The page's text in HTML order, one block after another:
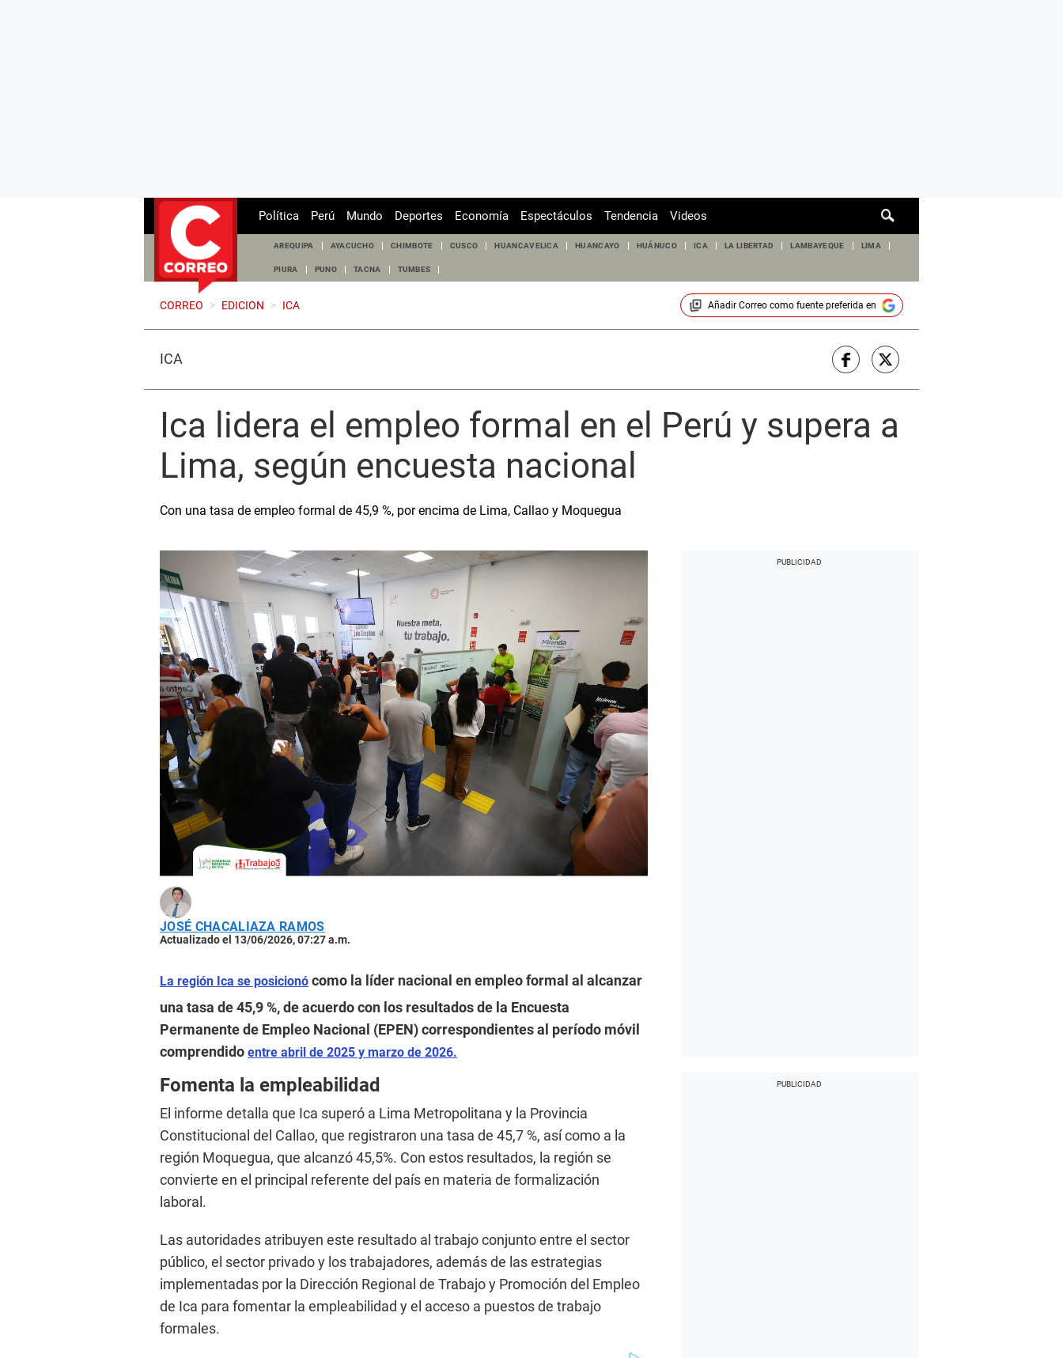
de
Política Perú Mundo Deportes Economía Espectáculos Tendencia Videos
AREQUIPA AYACUCHO CHIMBOTE CUSCO HUANCAVELICA HUANCAYO HUÁNUCO ICA LA LIBERTAD LAMBAYEQUE LIMA
PIURA PUNO TACNA TUMBES
CORREO > EDICION > ICA Añadir Correocomo fuente preferida en
ICA
Ica lidera el empleo formal en el Perú y supera a
Lima, según encuesta nacional
Con una tasa de empleo formal de 45,9 %, por encima de Lima, Callao y Moquegua
JOSÉ CHACALIAZA RAMOS
Actualizado el 13/06/2026, 07:27 a.m.
La región Ica se posicionó como la líder nacional en empleo formal al alcanzar
una tasa de 45,9 %, de acuerdo con los resultados de la Encuesta
Permanente de Empleo Nacional (EPEN) correspondientes al período móvil
comprendido entre abril de 2025 y marzo de 2026.
Fomenta la empleabilidad
El informe detalla que Ica superó a Lima Metropolitana y la Provincia
Constitucional del Callao, que registraron una tasa de 45,7 %, así como a la
región Moquegua, que alcanzó 45,5%. Con estos resultados, la región se
convierte en el principal referente del país en materia de formalización
laboral.
Las autoridades atribuyen este resultado al trabajo conjunto entre el sector
público, el sector privado y los trabajadores, además de las estrategias
implementadas por la Dirección Regional de Trabajo y Promoción del Empleo
de Ica para fomentar la empleabilidad y el acceso a puestos de trabajo
formales.